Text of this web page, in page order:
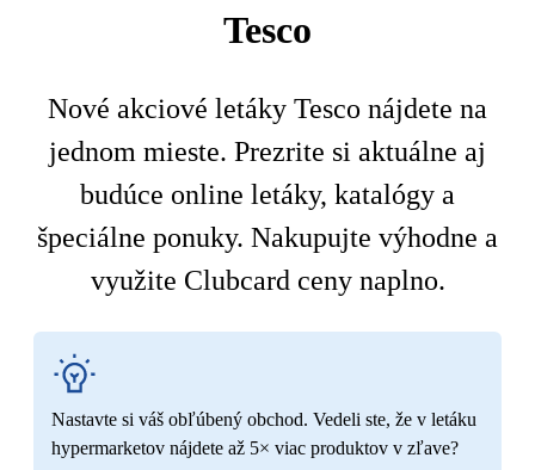
Tesco
Nové akciové letáky Tesco nájdete na
jednom mieste. Prezrite si aktuálne aj
budúce online letáky, katalógy a
špeciálne ponuky. Nakupujte výhodne a
využite Clubcard ceny naplno.
Nastavte si váš obľúbený obchod. Vedeli ste, že v letáku
hypermarketov nájdete až 5× viac produktov v zľave?